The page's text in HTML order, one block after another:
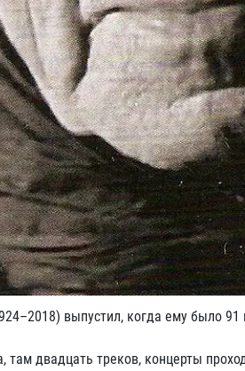
выпустил, когда ему было
двадцать треков, концерты